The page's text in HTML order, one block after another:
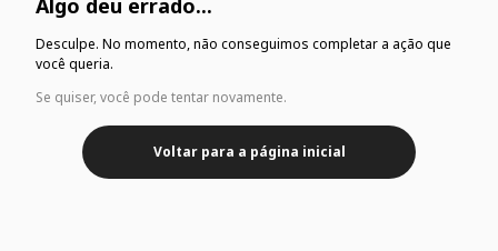
Algo deu errado...
Desculpe. No momento, não conseguimos completar a ação que
você queria.
Se quiser, você pode tentar novamente.
Voltar para a página inicial